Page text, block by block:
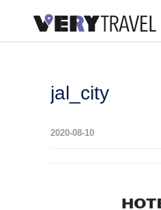
jal_city
2020-08-10